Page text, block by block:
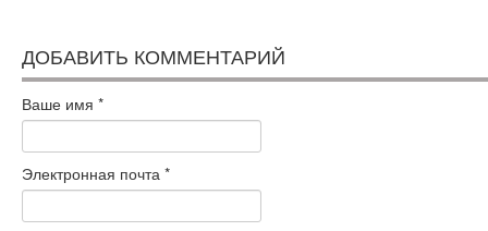
ДОБАВИТЬ КОММЕНТАРИЙ
Ваше имя *
Электронная почта *